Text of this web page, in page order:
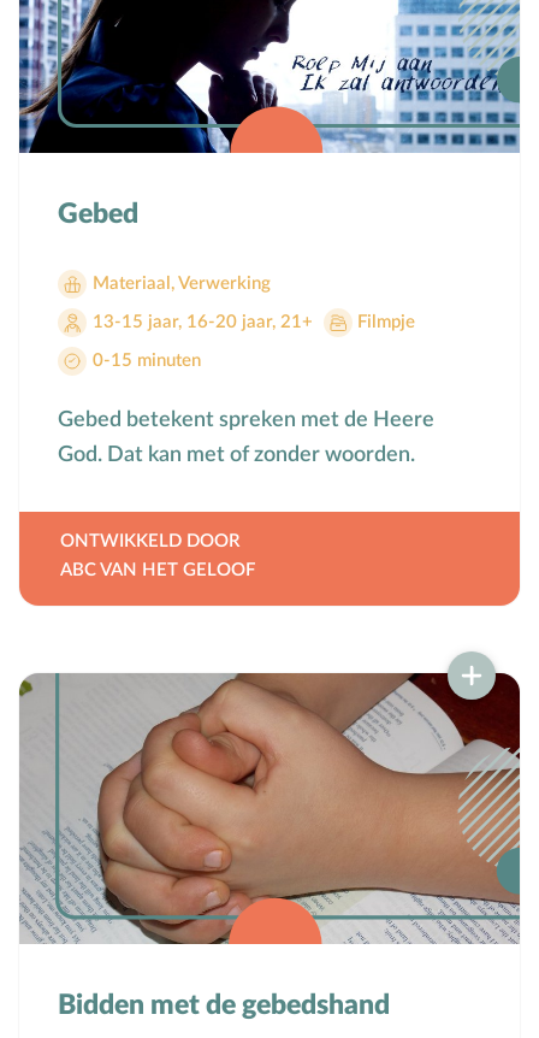
Gebed
Materiaal , Verwerking
13-15 jaar, 16-20 jaar, 21+ Filmpje
0-15 minuten
Gebed betekent spreken met de Heere
God. Dat kan met of zonder woorden.
ONTWIKKELD DOOR
ABC VAN HET GELOOF
Bidden met de gebedshand